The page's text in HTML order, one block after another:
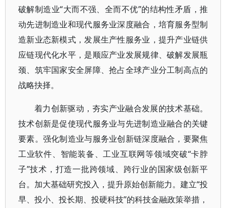
破解制造业“大而不强、全而不优”的结构性矛盾，推
动先进制造业和现代服务业深度融合，培育服务型制
造新业态新模式，发展生产性服务业，提升产业链供
应链现代化水平，是顺应产业发展规律、破解发展瓶
颈、筑牢国家安全屏障、抢占全球产业分工制高点的
战略抉择。
着力创新驱动，夯实产业融合发展的技术基础。
技术创新是促使现代服务业与先进制造业融合的关键
要素。强化制造业与服务业创新链深度融合，要聚焦
工业软件、智能装备、工业互联网等领域突破“卡脖
子”技术，打造一批跨领域、跨行业的国家级创新平
台。加大基础研究投入，提升原始创新能力。建立“投
早、投小、投长期、投硬科技”的科技金融政策举措，